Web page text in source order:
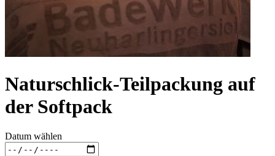
Naturschlick-Teilpackung auf
der Softpack
Datum wählen